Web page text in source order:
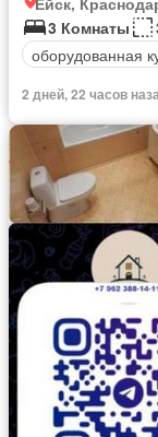
3 Комнаты
оборудованная
2 дней, 22 часов